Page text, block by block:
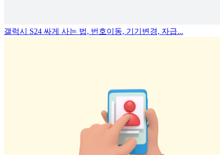
갤럭시 S24 싸게 사는 법, 번호이동, 기기변경, 자급...